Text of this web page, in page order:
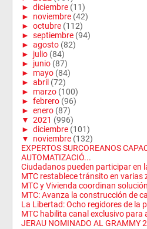
► diciembre (11)
► noviembre (42)
► octubre (112)
► septiembre (94)
► agosto (82)
► julio (84)
► junio (87)
► mayo (84)
► abril (72)
► marzo (100)
► febrero (96)
► enero (87)
▼ 2021 (996)
► diciembre (101)
▼
noviembre (132)
EXPERTOS SURCOREANOS
AUTOMATIZACIÓ...
Ciudadanos pueden participar en
MTC restablece tránsito en varias
MTC y Vivienda coordinan
MTC: Avanza la construcción de
La Libertad: Ocho regidores de la
MTC habilita canal exclusivo para
JERAU NOMINADO AL GRAMMY